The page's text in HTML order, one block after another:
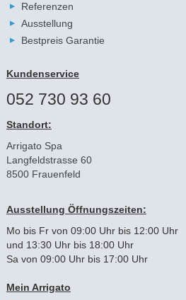
Referenzen
Ausstellung
Bestpreis Garantie
Kundenservice
052 730 93 60
Standort:
Arrigato Spa
Langfeldstrasse 60
8500 Frauenfeld
Ausstellung Öffnungszeiten:
Mo bis Fr von 09:00 Uhr bis 12:00 Uhr
und 13:30 Uhr bis 18:00 Uhr
Sa von 09:00 Uhr bis 17:00 Uhr
Mein Arrigato